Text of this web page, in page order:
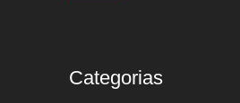
Categorias